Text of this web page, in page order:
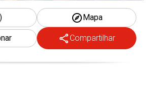
Selecionados
Conosco
) Mapa
Compartilhar